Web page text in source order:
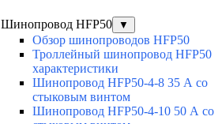
Шинопровод HFP50 ▼
Обзор шинопроводов HFP50
Троллейный шинопровод HFP50
характеристики
Шинопровод HFP50-4-8 35 А со
стыковым винтом
Шинопровод HFP50-4-10 50 А со